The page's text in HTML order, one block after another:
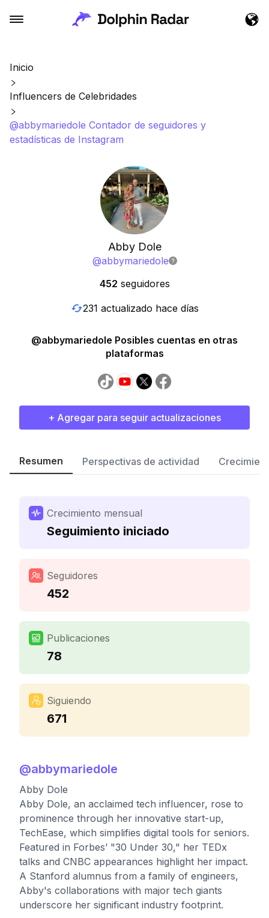
Inicio
Influencers de Celebridades
@abbymariedole Contador de seguidores y
estadísticas de Instagram
Abby Dole
@abbymariedole
452 seguidores
231 actualizado hace días
@abbymariedole Posibles cuentas en otras
plataformas
+ Agregar para seguir actualizaciones
Resumen Perspectivas de actividad
Crecimiento mensual
Seguimiento iniciado
Seguidores
452
Publicaciones
78
Siguiendo
671
@abbymariedole
Abby Dole
Abby Dole, an acclaimed tech influencer, rose to
prominence through her innovative start-up,
TechEase, which simplifies digital tools for seniors.
Featured in Forbes’ "30 Under 30," her TEDx
talks and CNBC appearances highlight her impact.
A Stanford alumnus from a family of engineers,
Abby's collaborations with major tech giants
underscore her significant industry footprint.